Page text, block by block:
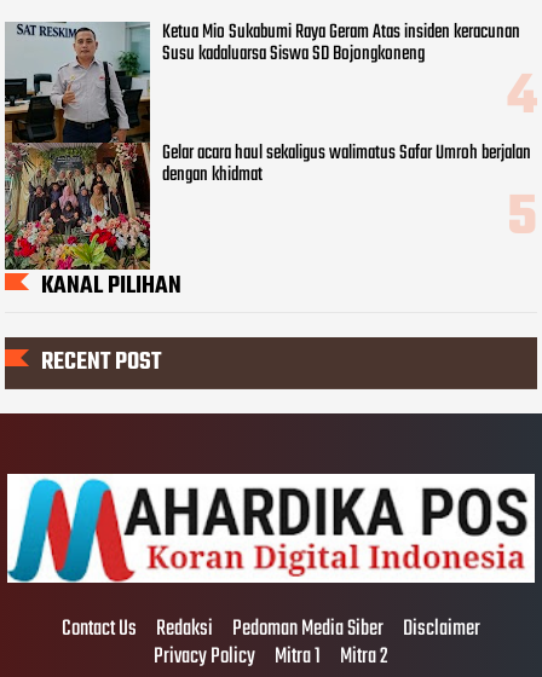
Ketua Mio Sukabumi Raya Geram Atas insiden keracunan
Susu kadaluarsa Siswa SD Bojongkoneng
Gelar acara haul sekaligus walimatus Safar Umroh berjalan
dengan khidmat
KANAL PILIHAN
RECENT POST
Contact Us Redaksi Pedoman Media Siber Disclaimer
Privacy Policy Mitra 1 Mitra 2